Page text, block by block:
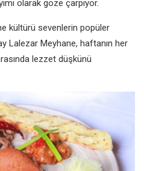
olarak göze çarpıyor.
kültürü sevenlerin popüler
Lalezar Meyhane, haftanın her
lezzet düşkünü